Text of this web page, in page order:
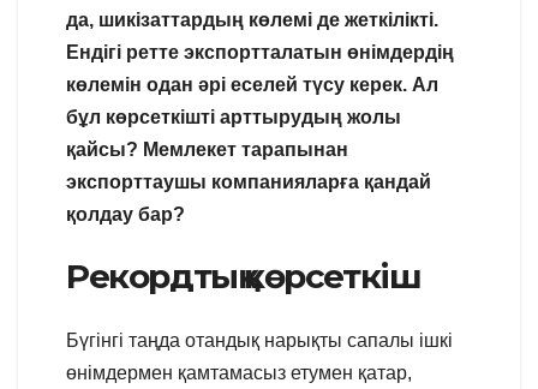
да, шикізаттардың көлемі де жеткілікті.
Ендігі ретте экспортталатын өнімдердің
көлемін одан әрі еселей түсу керек. Ал
бұл көрсеткішті арттырудың жолы
қайсы? Мемлекет тарапынан
экспорттаушы компанияларға қандай
қолдау бар?
Рекордтық көрсеткіш
Бүгінгі таңда отандық нарықты сапалы ішкі
өнімдермен қамтамасыз етумен қатар,